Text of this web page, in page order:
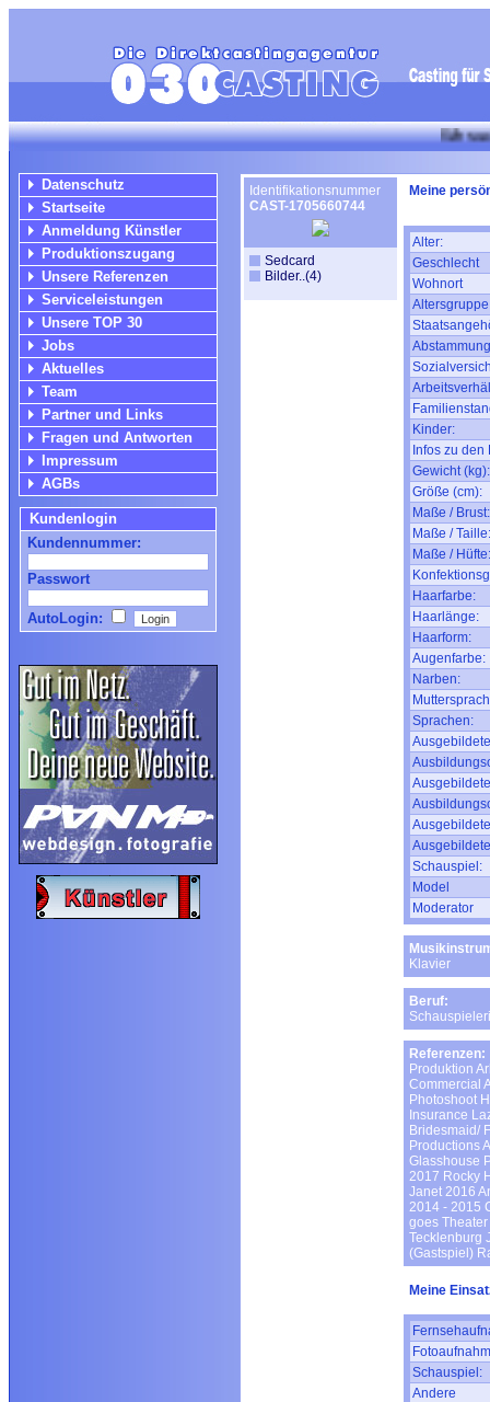
Wir suchen für
Datenschutz
Startseite
Anmeldung Künstler
Produktionszugang
Unsere Referenzen
Serviceleistungen
Unsere TOP 30
Jobs
Aktuelles
Team
Partner und Links
Fragen und Antworten
Impressum
AGBs
Kundenlogin
Kundennummer:
Passwort
AutoLogin:
Identifikationsnummer
CAST-1705660744
Sedcard
Bilder..(4)
Meine
Alter:
Geschlecht
Wohnort
Altersgruppe
Kinder:
Infos zu den
Gewicht (kg):
Größe (cm):
Maße / Brust:
Maße / Taille:
Maße / Hüfte:
Haarfarbe:
Haarlänge:
Haarform:
Augenfarbe:
Narben:
Sprachen:
Schauspiel:
Model
Moderator
Klavier
Beruf:
Referenzen:
Produktion
Commercial
Photoshoot
Insurance
Bridesmaid/
Productions
Glasshouse
2017 Rocky
Janet 2016
2014 - 2015
goes
Tecklenburg
(Gastspiel)
Meine
Schauspiel:
Andere